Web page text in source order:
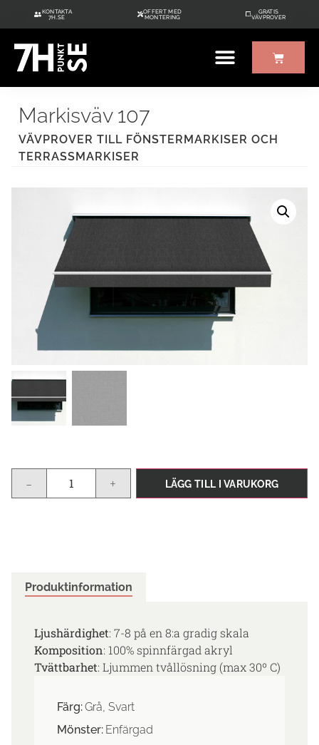
KONTAKTA
7H.SE
OFFERT MED
MONTERING
GRATIS
VÄVPROVER
Markisväv 107
VÄVPROVER TILL FÖNSTERMARKISER OCH
TERRASSMARKISER
- + LÄGG TILL I VARUKORG
Produktinformation
Ljushärdighet: 7-8 på en 8:a gradig skala
Komposition: 100% spinnfärgad akryl
Tvättbarhet: Ljummen tvållösning (max 30º C)
Färg:Grå, Svart
Mönster: Enfärgad